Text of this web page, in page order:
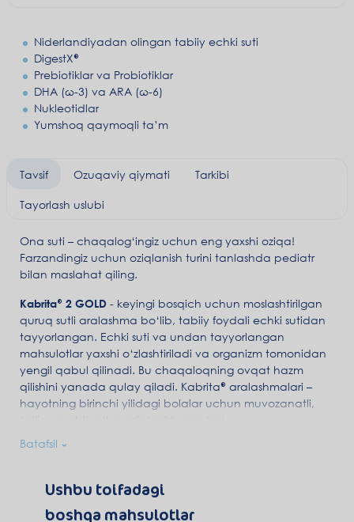
Niderlandiyadan olingan tabiiy echki suti
DigestX®
Prebiotiklar va Probiotiklar
DHA (ω-3) va ARA (ω-6)
Nukleotidlar
Yumshoq qaymoqli ta’m
Tavsif Ozuqaviy qiymati Tarkibi
Tayorlash uslubi
Ona suti – chaqalog‘ingiz uchun eng yaxshi oziqa!
Farzandingiz uchun oziqlanish turini tanlashda pediatr
bilan maslahat qiling.
Kabrita® 2 GOLD - keyingi bosqich uchun moslashtirilgan
quruq sutli aralashma bo‘lib, tabiiy foydali echki sutidan
tayyorlangan. Echki suti va undan tayyorlangan
mahsulotlar yaxshi o‘zlashtiriladi va organizm tomonidan
yengil qabul qilinadi. Bu chaqaloqning ovqat hazm
qilishini yanada qulay qiladi. Kabrita® aralashmalari –
hayotning birinchi yilidagi bolalar uchun muvozanatli,
DigestX®
kamaytirishga, energiya almashinuvi va kalsiyning
Batafsil
Ushbu toifadagi
boshqa mahsulotlar